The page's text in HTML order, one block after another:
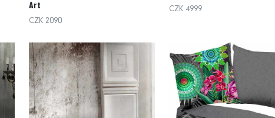
Art
CZK 2090
CZK 4999